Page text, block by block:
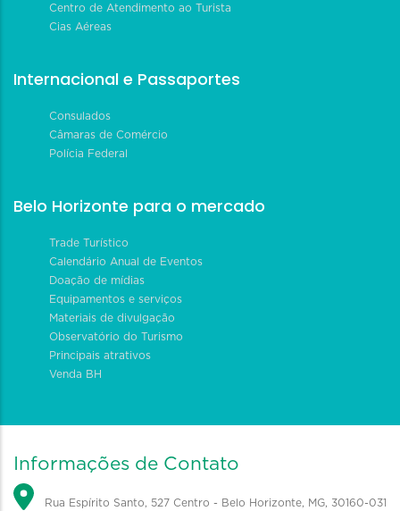
Centro de Atendimento ao Turista
Cias Aéreas
Internacional e Passaportes
Consulados
Câmaras de Comércio
Polícia Federal
Belo Horizonte para o mercado
Trade Turístico
Calendário Anual de Eventos
Doação de mídias
Equipamentos e serviços
Materiais de divulgação
Observatório do Turismo
Principais atrativos
Venda BH
Informações de Contato
Rua Espírito Santo, 527 Centro - Belo Horizonte, MG, 30160-031